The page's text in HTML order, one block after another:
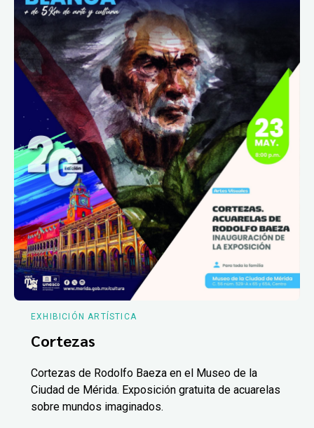
EXHIBICIÓN ARTÍSTICA
Cortezas
Cortezas de Rodolfo Baeza en el Museo de la
Ciudad de Mérida. Exposición gratuita de acuarelas
sobre mundos imaginados.